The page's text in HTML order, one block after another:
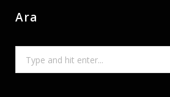
Ara